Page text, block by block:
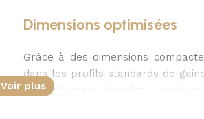
Dimensions optimisées
Grâce à des dimensions
dans les profils standards de
une intégration discrète,
Voir plus